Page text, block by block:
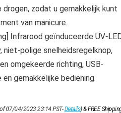
zodat u gemakkelijk kunt
van manicure.
Infrarood geïnduceerde UV-
niet-polige snelheidsregelknop,
omgekeerde richting, USB-
gemakkelijke bediening.
07/04/2023 23:14 PST-Details)&FREE